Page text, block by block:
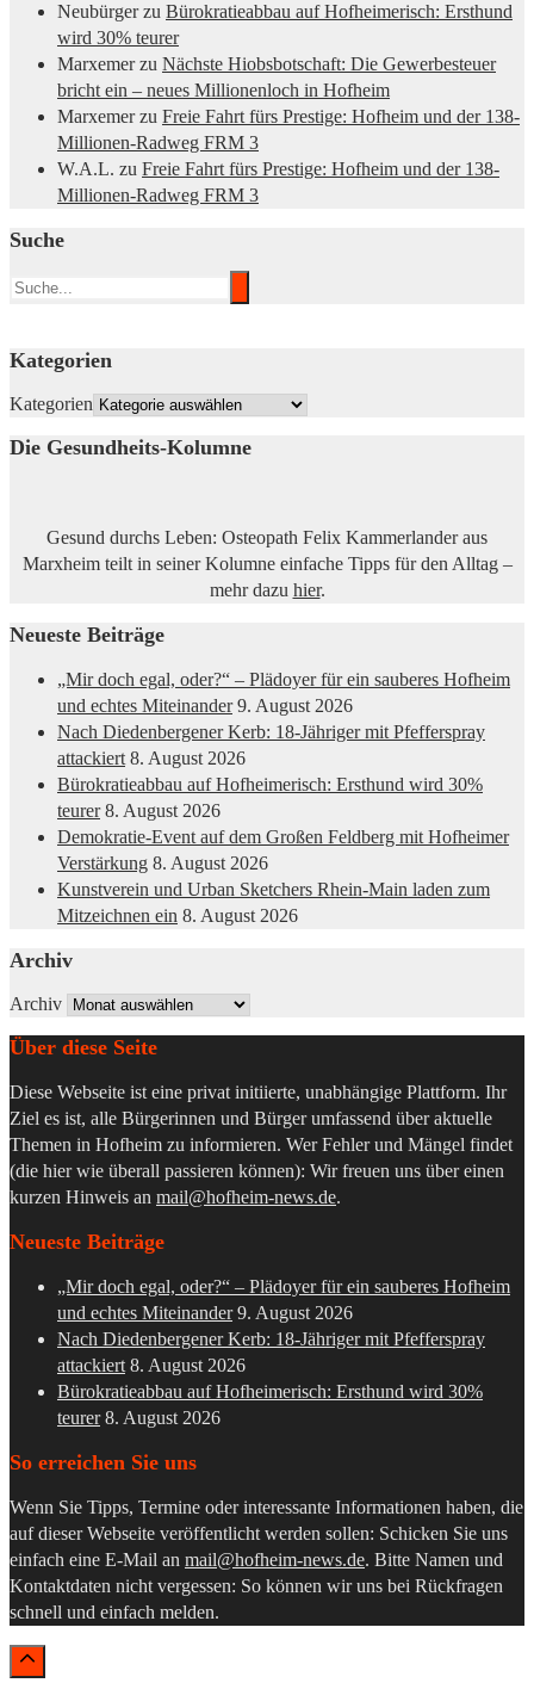
Neubürgerzu Bürokratieabbau auf Hofheimerisch: Ersthund
wird 30% teurer
Marxemerzu Nächste Hiobsbotschaft: Die Gewerbesteuer
bricht ein – neues Millionenloch in Hofheim
Marxemerzu Freie Fahrt fürs Prestige: Hofheim und der 138-
Millionen-Radweg FRM 3
W.A.L. zu Freie Fahrt fürs Prestige: Hofheim und der 138-
Millionen-Radweg FRM 3
Suche
Kategorien
Kategorien
Die Gesundheits-Kolumne
Gesund durchs Leben: Osteopath Felix Kammerlander aus
Marxheim teilt in seiner Kolumne einfache Tipps für den Alltag –
mehr dazu hier.
Neueste Beiträge
„Mir doch egal, oder?“ – Plädoyer für ein sauberes Hofheim
und echtes Miteinander 9. August 2026
Nach Diedenbergener Kerb: 18-Jähriger mit Pfefferspray
attackiert 8. August 2026
Bürokratieabbau auf Hofheimerisch: Ersthund wird 30%
teurer 8. August 2026
Demokratie-Event auf dem Großen Feldberg mit Hofheimer
Verstärkung 8. August 2026
Kunstverein und Urban Sketchers Rhein-Main laden zum
Mitzeichnen ein 8. August 2026
Archiv
Archiv
Über diese Seite
Diese Webseite ist eine privat initiierte, unabhängige Plattform. Ihr
Ziel es ist, alle Bürgerinnen und Bürger umfassend über aktuelle
Themen in Hofheim zu informieren. Wer Fehler und Mängel findet
(die hier wie überall passieren können): Wir freuen uns über einen
kurzen Hinweis an mail@hofheim-news.de.
Neueste Beiträge
„Mir doch egal, oder?“ – Plädoyer für ein sauberes Hofheim
und echtes Miteinander 9. August 2026
Nach Diedenbergener Kerb: 18-Jähriger mit Pfefferspray
attackiert 8. August 2026
Bürokratieabbau auf Hofheimerisch: Ersthund wird 30%
teurer 8. August 2026
So erreichen Sie uns
Wenn Sie Tipps, Termine oder interessante Informationen haben, die
auf dieser Webseite veröffentlicht werden sollen: Schicken Sie uns
einfach eine E-Mail an mail@hofheim-news.de. Bitte Namen und
Kontaktdaten nicht vergessen: So können wir uns bei Rückfragen
schnell und einfach melden.